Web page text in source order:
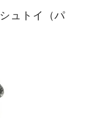
ュトイ（パ